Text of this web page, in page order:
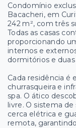
Condomínio
Bacacheri, em
242 m², com três
Todas as casas
proporcionando
internos e
dormitórios e
Cada residência é
churrasqueira e
spa. O ático
livre. O sistema
cerca elétrica e
remota,